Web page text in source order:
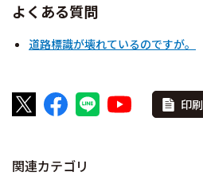
よくある質問
道路標識が壊れているのですが。
印刷
関連カテゴリ